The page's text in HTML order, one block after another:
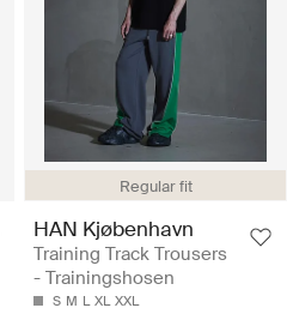
Regular fit
HAN Kjøbenhavn
Training Track Trousers
- Trainingshosen
S M L XL XXL